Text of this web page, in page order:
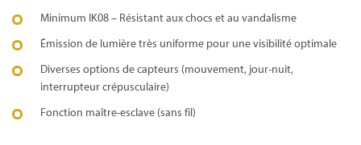
Minimum IK08 – Résistant aux chocs et au vandalisme
Émission de lumière très uniforme pour une visibilité optimale
Diverses options de capteurs (mouvement, jour-nuit,
interrupteur crépusculaire)
Fonction maître-esclave (sans fil)